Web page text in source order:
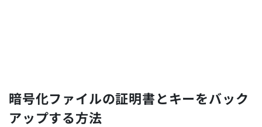
暗号化ファイルの証明書とキーをバック
アップする方法